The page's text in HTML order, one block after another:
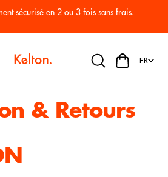
en 2 ou 3 fois sans frais.
FR
& Retours